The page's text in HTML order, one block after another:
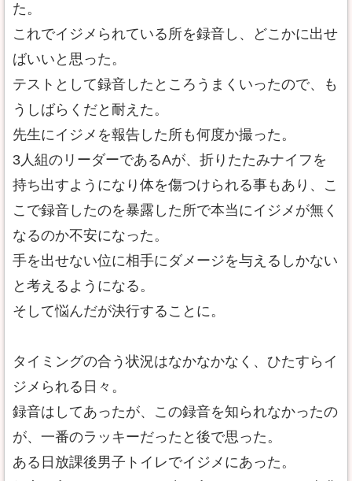
た。
これでイジメられている所を録音し、どこかに出せ
ばいいと思った。
テストとして録音したところうまくいったので、も
うしばらくだと耐えた。
先生にイジメを報告した所も何度か撮った。
3人組のリーダーであるAが、折りたたみナイフを
持ち出すようになり体を傷つけられる事もあり、こ
こで録音したのを暴露した所で本当にイジメが無く
なるのか不安になった。
手を出せない位に相手にダメージを与えるしかない
と考えるようになる。
そして悩んだが決行することに。
タイミングの合う状況はなかなかなく、ひたすらイ
ジメられる日々。
録音はしてあったが、この録音を知られなかったの
が、一番のラッキーだったと後で思った。
ある日放課後男子トイレでイジメにあった。